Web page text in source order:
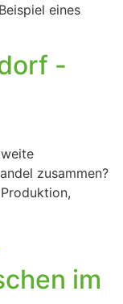
eines
-
zusammen?
im